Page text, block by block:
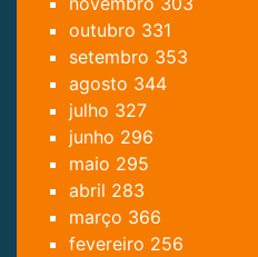
outubro 331
setembro 353
agosto 344
julho 327
junho 296
maio 295
abril 283
março 366
fevereiro 256